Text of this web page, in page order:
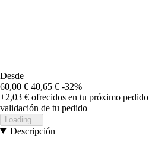
Desde
60,00 € 40,65 € -32%
+2,03 € ofrecidos en tu próximo pedido
validación de tu pedido
Loading...
Descripción